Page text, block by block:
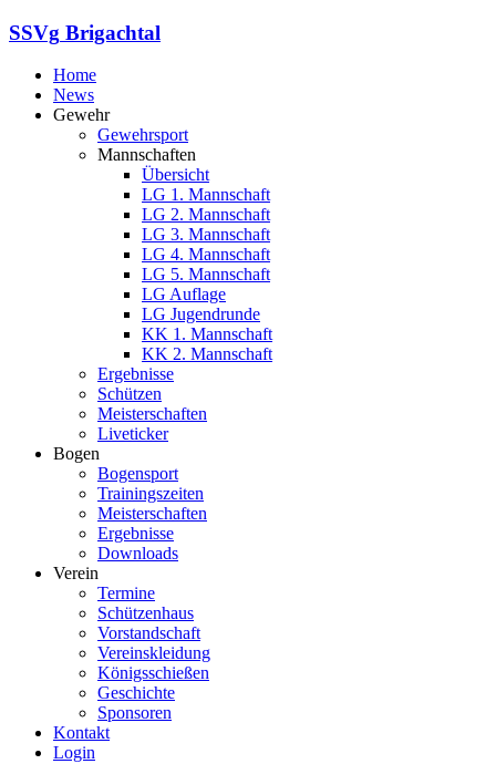
SSVg Brigachtal
Home
News
Gewehr
Gewehrsport
Mannschaften
Übersicht
LG 1. Mannschaft
LG 2. Mannschaft
LG 3. Mannschaft
LG 4. Mannschaft
LG 5. Mannschaft
LG Auflage
LG Jugendrunde
KK 1. Mannschaft
KK 2. Mannschaft
Ergebnisse
Schützen
Meisterschaften
Liveticker
Bogen
Bogensport
Trainingszeiten
Meisterschaften
Ergebnisse
Downloads
Verein
Termine
Schützenhaus
Vorstandschaft
Vereinskleidung
Königsschießen
Geschichte
Sponsoren
Kontakt
Login